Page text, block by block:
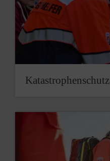
Katastrophenschutz